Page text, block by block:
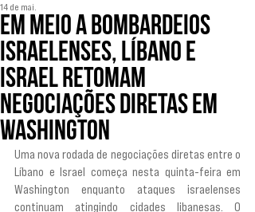
Em meio a bombardeios
israelenses, Líbano e
Israel retomam
negociações diretas em
Washington
14 de mai.
Uma nova rodada de negociações diretas entre o
Líbano e Israel começa nesta quinta-feira em
Washington enquanto ataques israelenses
continuam atingindo cidades libanesas. O